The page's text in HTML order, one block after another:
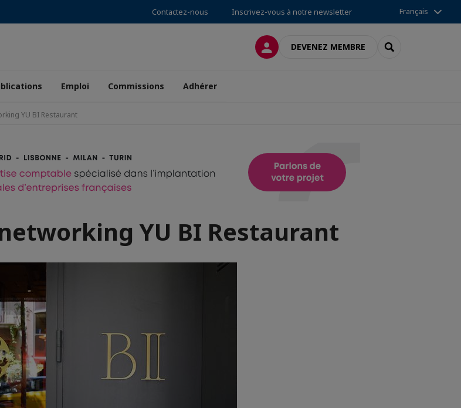
Contactez-nous Inscrivez-vous à notre newsletter Français
CONNEXIONDEVENEZ MEMBRE RECHERCHER
Emploi Commissions Adhérer
YU BI Restaurant
YU BI Restaurant